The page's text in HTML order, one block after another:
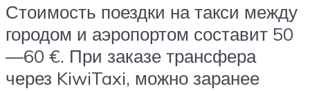
Стоимость поездки на такси между
городом и аэропортом составит 50
—60 €. При заказе трансфера
через KiwiTaxi, можно заранее